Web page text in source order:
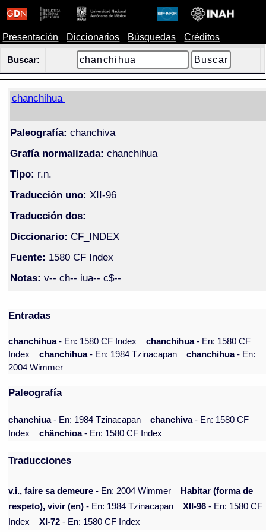
Presentación Diccionarios Búsquedas Créditos
Buscar:
chanchihua
Paleografía: chanchiva
Grafía normalizada: chanchihua
Tipo: r.n.
Traducción uno: XII-96
Traducción dos:
Diccionario: CF_INDEX
Fuente: 1580 CF Index
Notas: v-- ch-- iua-- c$--
Entradas
chanchihua- En: 1580 CF Index chanchihua- En: 1580 CF
Index
chanchihua- En: 1984 Tzinacapan chanchihua- En:
2004 Wimmer
Paleografía
chanchiua- En: 1984 Tzinacapan chanchiva- En: 1580 CF
Index
chänchioa- En: 1580 CF Index
Traducciones
v.i., faire sa demeure - En: 2004 Wimmer
Habitar (forma de
respeto), vivir (en) - En: 1984 Tzinacapan XII-96 - En: 1580 CF
Index
XI-72 - En: 1580 CF Index